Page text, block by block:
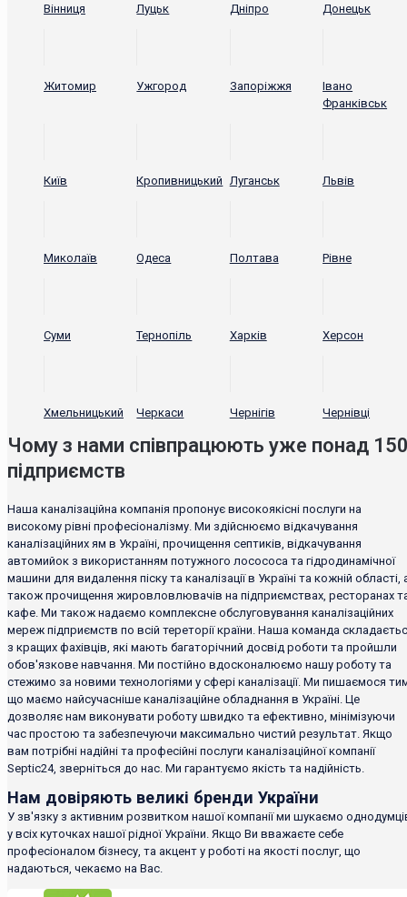
Вінниця Луцьк Дніпро Донецьк
Житомир Ужгород Запоріжжя
Івано
Франківськ
Київ Кропивницький Луганськ Львів
Миколаїв Одеса Полтава Рівне
Суми Тернопіль Харків Херсон
Хмельницький Черкаси Чернігів Чернівці
Чому з нами співпрацюють уже понад
підприємств
Наша каналізаційна компанія пропонує високоякісні послуги на
високому рівні професіоналізму. Ми здійснюємо відкачування
каналізаційних ям в Україні, прочищення септиків, відкачування
автомийок з використанням потужного лосососа та гідродинамічної
машини для видалення піску та каналізації в Україні та кожній області,
також прочищення жировловлювачів на підприємствах, ресторанах
кафе. Ми також надаємо комплексне обслуговування каналізаційних
мереж підприємств по всій тереторії країни. Наша команда
з кращих фахівців, які мають багаторічний досвід роботи та пройшли
обов'язкове навчання. Ми постійно вдосконалюємо нашу роботу та
стежимо за новими технологіями у сфері каналізації. Ми пишаємося
що маємо найсучасніше каналізаційне обладнання в Україні. Це
дозволяє нам виконувати роботу швидко та ефективно, мінімізуючи
час простою та забезпечуючи максимально чистий результат. Якщо
вам потрібні надійні та професійні послуги каналізаційної компанії
Septic24, зверніться до нас. Ми гарантуємо якість та надійність.
Нам довіряють великі бренди України
У зв'язку з активним розвитком нашої компанії ми шукаємо
у всіх куточках нашої рідної України. Якщо Ви вважаєте себе
професіоналом бізнесу, та акцент у роботі на якості послуг, що
надаються, чекаємо на Вас.